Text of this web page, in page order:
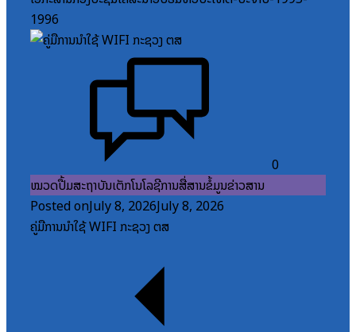
1996
0
ໝວດປື້ມສະຖາບັນເຕັກໂນໂລຊີການສື່ສານຂໍ້ມູນຂ່າວສານ
Posted onJuly 8, 2026July 8, 2026
ຄູ່ມືການນຳໃຊ້ WIFI ກະຊວງ ຕສ